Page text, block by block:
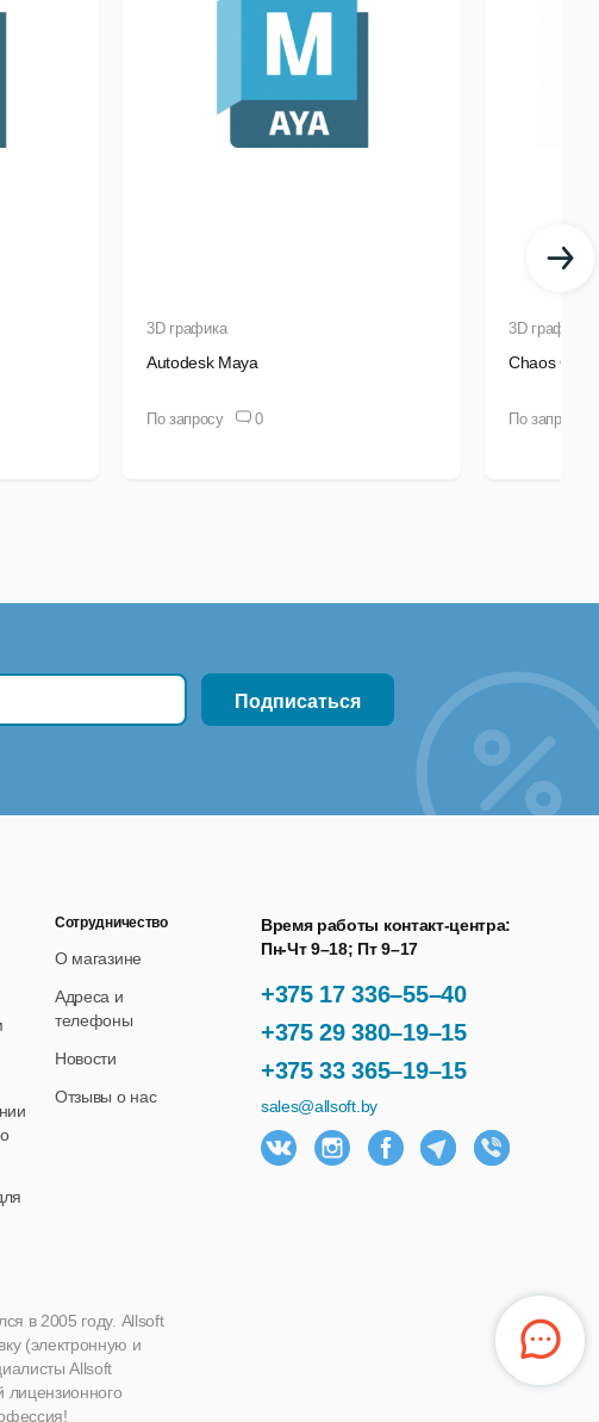
в 3D, а после распечатать план на принтере.
членам семьи, строителям или продавцам в
сохраните план на ПК.
уровня навыков. Интерфейс полностью на русском, есть
3D графика
Autodesk Maya
По запросу 0
3D графика
Chaos
По запросу
+375 17 336–55–40
+375 29 380–19–15
+375 33 365–19–15
Время работы контакт-центра:
Пн-Чт 9–18; Пт 9–17
sales@allsoft.by
Сотрудничество
О магазине
Адреса и
телефоны
Новости
Отзывы о нас
в 2005 году. Allsoft
(электронную и
Allsoft
лицензионного